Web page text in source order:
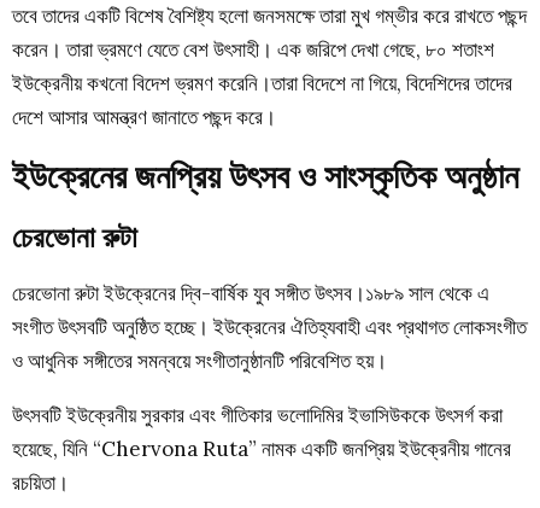
তবে তাদের একটি বিশেষ বৈশিষ্ট্য হলো জনসমক্ষে তারা মুখ গম্ভীর করে রাখতে পছন্দ
করেন। তারা ভ্রমণে যেতে বেশ উৎসাহী। এক জরিপে দেখা গেছে, ৮০ শতাংশ
ইউক্রেনীয় কখনো বিদেশ ভ্রমণ করেনি।তারা বিদেশে না গিয়ে, বিদেশিদের তাদের
দেশে আসার আমন্ত্রণ জানাতে পছন্দ করে।
ইউক্রেনের জনপ্রিয় উৎসব ও সাংস্কৃতিক অনুষ্ঠান
চেরভোনা রুটা
চেরভোনা রুটাইউক্রেনের দ্বি-বার্ষিক যুব সঙ্গীত উৎসব।১৯৮৯ সাল থেকে এ
সংগীত উৎসবটি অনুষ্ঠিত হচ্ছে। ইউক্রেনের ঐতিহ্যবাহী এবং প্রথাগত লোকসংগীত
ও আধুনিক সঙ্গীতের সমন্বয়ে সংগীতানুষ্ঠানটি পরিবেশিত হয়।
উৎসবটি ইউক্রেনীয় সুরকার এবং গীতিকার ভলোদিমির ইভাসিউককে উৎসর্গ করা
হয়েছে, যিনি “Chervona Ruta” নামক একটি জনপ্রিয় ইউক্রেনীয় গানের
রচয়িতা।